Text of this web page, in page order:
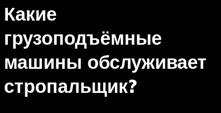
Какие
грузоподъёмные
машины обслуживает
стропальщик?